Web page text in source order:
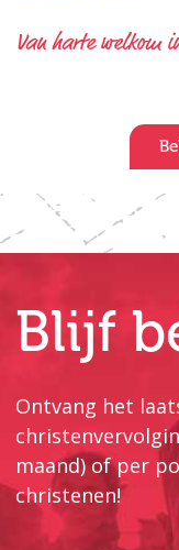
Van harte welkom
Blijf
Ontvang het
maand) of per
christenen!